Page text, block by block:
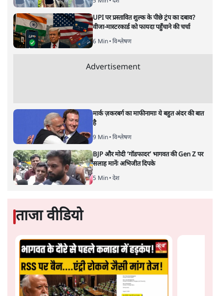
अभी तक शाह को मोदी के उत्तराधिकारी के तौर पर देखा जा रहा था।
नरेंद्र मोदी का घोड़ा एक बार फिर दनदनाने लगा है। इस बार उनके
पिछले सैंतीस साल में पहली बार किसी एक पार्टी की सरकार
दुबारा आयी है, उत्तराखंड और मणिपुर में भी यही कमाल बीजेपी ने
किया है, वहीं गोवा में लगातार तीसरी बार बीजेपी की सरकार बन
रही है जो एक रिकॉर्ड है। पंजाब में उनका प्रदर्शन ज़रूर
निराशाजनक रहा लेकिन वहाँ उनका जनाधार पहले से ही काफ़ी
कमजोर रहा है और किसान आंदोलन ने उनकी रही सही कमर भी
बीजेपी की जीत में तीन चीजों का अहम योगदान रहा।
एक, प्रधानमंत्री मोदी की लोकप्रियता और संगठन की
दो, हिंदुत्व की आवाज़ भले ही इस बार चुनाव में बहुत नहीं
गूंजी लेकिन चुनावों ने ये साबित कर दिया है कि हिंदुत्व का
सामाजिक आधार चारों राज्यों में बढ़ा है। और अब उसे पहले
की तरह शोर करने की ज़रूरत नहीं है।